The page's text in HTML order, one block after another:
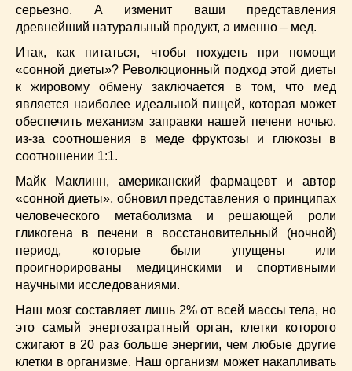
Рыба(45)
Салаты(33)
Советы(42)
Соусы(8)
Супы(45)
Торты(52)
Фасоль(20)
Французская кухня
(22)
Хлеб(21)
Что приготовить из тыквы(14)
Что приготовить на завтрак?
(68)
Что приготовить на ужин?(254)
Японская кухня
(16)
серьезно. А изменит ваши представления
древнейший натуральный продукт, а именно – мед.
Итак, как питаться, чтобы похудеть при помощи
«сонной диеты»? Революционный подход этой диеты
к жировому обмену заключается в том, что мед
является наиболее идеальной пищей, которая может
обеспечить механизм заправки нашей печени ночью,
из-за соотношения в меде фруктозы и глюкозы в
соотношении 1:1.
Майк Маклинн, американский фармацевт и автор
«сонной диеты», обновил представления о принципах
человеческого метаболизма и решающей роли
гликогена в печени в восстановительный (ночной)
период, которые были упущены или
проигнорированы медицинскими и спортивными
научными исследованиями.
Наш мозг составляет лишь 2% от всей массы тела, но
это самый энергозатратный орган, клетки которого
сжигают в 20 раз больше энергии, чем любые другие
клетки в организме. Наш организм может накапливать